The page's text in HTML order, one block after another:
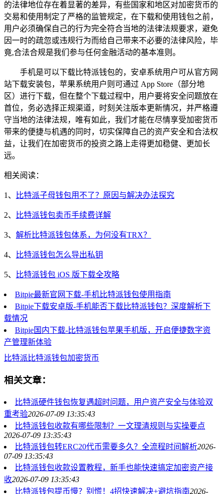
的法律地位存在着显著的差异，有些国家和地区对加密货币的
交易和使用制定了严格的监管规定，在下载和使用钱包之前，
用户必须确保自己的行为完全符合当地的法律法规要求，避免
因一时的疏忽或违规行为而给自己带来不必要的法律风险，毕
竟,合法合规是我们参与任何金融活动的基本准则。
手机是可以下载比特派钱包的，安卓系统用户可从官方网
站下载安装包，苹果系统用户则可通过 App Store（部分地
区）进行下载，但在整个下载过程中，用户要将安全问题放在
首位，务必选择正规渠道，时刻关注版本更新情况，并严格遵
守当地的法律法规，唯有如此，我们才能在尽情享受加密货币
带来的便捷与机遇的同时，切实保障自己的资产安全和合法权
益，让我们在加密货币的投资之路上走得更加稳健、更加长
远。
相关阅读：
1、 比特派子母钱包用不了？原因与解决办法探究
2、 比特派钱包卖币手续费详解
3、 解析比特派钱包体系，为何没有TRX？
4、 比特派钱包怎么导出私钥
5、 比特派钱包 iOS 版下载全攻略
Bitpie最新官网下载-手机比特派钱包使用指南
Bitpie下载安卓版-手机能否下载比特派钱包？深度解析下
载情况
Bitpie国内下载-比特派钱包苹果手机版，开启便捷数字资
产管理新体验
比特派 比特派钱包加密货币
相关文章：
比特派硬件钱包恢复遇超时问题，用户资产安全与体验双
重考验2026-07-09 13:35:43
比特派钱包收款有哪些限制？一文理清规则与实操要点
2026-07-09 13:35:43
比特派钱包转ERC20代币需要多久？全流程时间解析2026-
07-09 13:35:43
比特派钱包收款设置教程，新手也能快速搞定加密资产接
收2026-07-09 13:35:43
比特派钱包提币慢？别慌！4招快速解决+避坑指南2026-